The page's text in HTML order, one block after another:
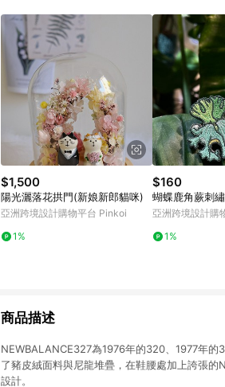
$1,500
陽光灑落花拱門(新娘新郎貓咪)
亞洲跨境設計購物平台 Pinkoi
1%
$160
蝴蝶鹿角蕨刺
亞洲跨境設計購
1%
商品描述
NEWBALANCE327為1976年的320、1977年
了豬皮絨面料與尼龍堆疊，在鞋腰處加上誇張
設計。